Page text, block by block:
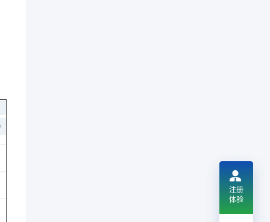
注册
体验